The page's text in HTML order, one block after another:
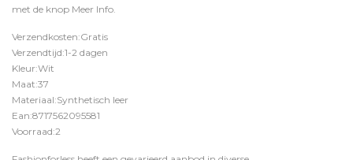
met de knop Meer Info.
Verzendkosten:Gratis
Verzendtijd:1-2 dagen
Kleur:Wit
Maat:37
Materiaal:Synthetisch leer
Ean:8717562095581
Voorraad:2